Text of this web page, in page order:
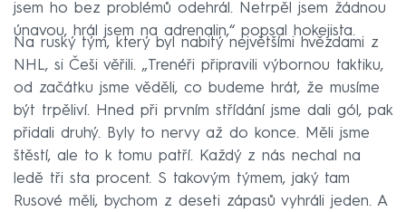
jsem ho bez problémů odehrál. Netrpěl jsem žádnou
únavou, hrál jsem na adrenalin,“ popsal hokejista.
Na ruský tým, který byl nabitý největšími hvězdami z
NHL, si Češi věřili. „Trenéři připravili výbornou taktiku,
od začátku jsme věděli, co budeme hrát, že musíme
být trpěliví. Hned při prvním střídání jsme dali gól, pak
přidali druhý. Byly to nervy až do konce. Měli jsme
štěstí, ale to k tomu patří. Každý z nás nechal na
ledě tři sta procent. S takovým týmem, jaký tam
Rusové měli, bychom z deseti zápasů vyhráli jeden. A